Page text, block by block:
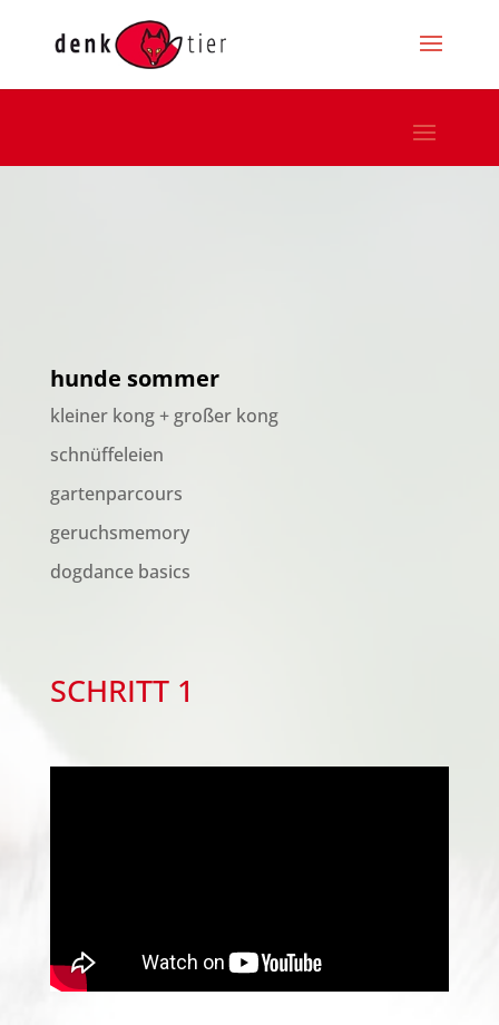
hunde sommer
kleiner kong + großer kong
schnüffeleien
gartenparcours
geruchsmemory
dogdance basics
SCHRITT 1